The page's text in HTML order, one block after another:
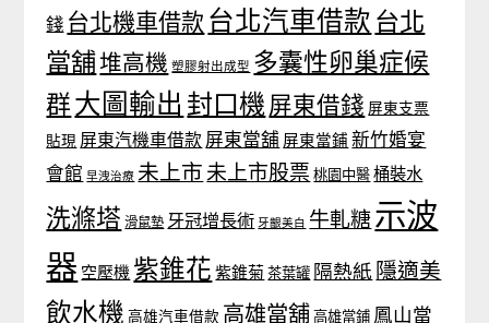
錢 台北機車借款 台北汽車借款 台北
當舖堆高機 塑膠射出成型 多囊性卵巢症候
群大圖輸出 封口機 屏東借錢 屏東支票
貼現 屏東汽機車借款 屏東當舖 屏東當鋪 新竹婚宴
會館 早洩治療 未上市 未上市股票 桃園中醫 桶裝水
洗滌塔 滑鼠墊 牙冠增長術 牙齦美白 牛軋糖示波
器 空壓機 紫錐花 紫錐菊 茶葉罐 隔熱紙 隱適美
飲水機 高雄汽車借款 高雄當舖 高雄當鋪 鳳山當